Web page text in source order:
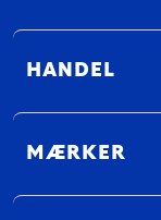
HANDEL
MÆRKER